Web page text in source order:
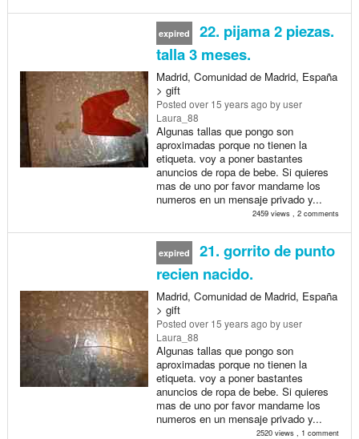
expired
22. pijama 2 piezas.
talla 3 meses.
Madrid, Comunidad de Madrid, España
> gift
Posted over 15 years ago by user
Laura_88
Algunas tallas que pongo son
aproximadas porque no tienen la
etiqueta. voy a poner bastantes
anuncios de ropa de bebe. Si quieres
mas de uno por favor mandame los
numeros en un mensaje privado y...
2459 views , 2 comments
expired
21. gorrito de punto
recien nacido.
Madrid, Comunidad de Madrid, España
> gift
Posted over 15 years ago by user
Laura_88
Algunas tallas que pongo son
aproximadas porque no tienen la
etiqueta. voy a poner bastantes
anuncios de ropa de bebe. Si quieres
mas de uno por favor mandame los
numeros en un mensaje privado y...
2520 views , 1 comment